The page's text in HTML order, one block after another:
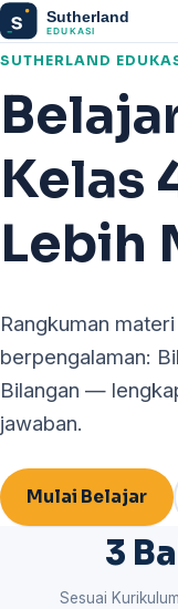
SUTHERLAND
Kelas
Lebih
Rangkuman
berpengalaman:
Bilangan —
jawaban.
Mulai Belajar
3
Sesuai